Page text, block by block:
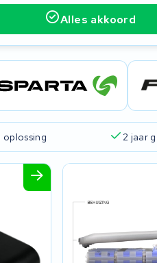
Alles akkoord
oplossing 2 jaar
te zoeken